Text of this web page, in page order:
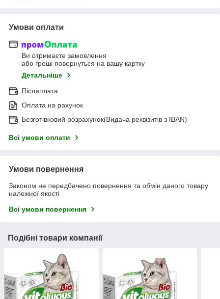
Умови оплати
Ви отримаєте замовлення
або гроші повернуться на вашу картку
Детальніше
Післяплата
Оплата на рахунок
Безготівковий розрахунок(Видача реквізитів з IBAN)
Всі умови оплати
Умови повернення
Законом не передбачено повернення та обмін даного товару
належної якості
Всі умови повернення
Подібні товари компанії